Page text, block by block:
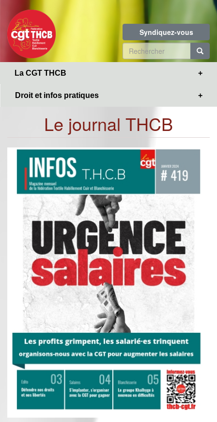
contenu
principal
Syndiquez-vous
Formulaire
de
La CGT THCB
Droit et infos pratiques
Le journal THCB